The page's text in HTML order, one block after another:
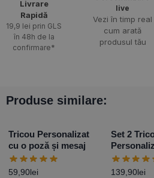
Livrare
Rapidă​
19,9 lei prin GLS
în 48h de la
confirmare*
live
Vezi în timp real
cum arată
produsul tău
Produse similare:
Tricou Personalizat
cu o poză și mesaj
59,90lei
Set 2
– Primul
Girl
139,90lei